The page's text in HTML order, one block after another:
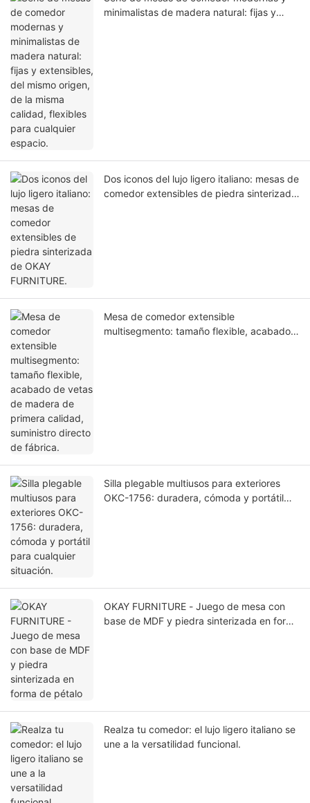
minimalistas de madera natural: fijas y
Dos iconos del lujo ligero italiano: mesas de
comedor extensibles de piedra sinterizada
Mesa de comedor extensible
multisegmento: tamaño flexible, acabado
Silla plegable multiusos para exteriores
OKC-1756: duradera, cómoda y portátil
OKAY FURNITURE - Juego de mesa con
base de MDF y piedra sinterizada en forma
Realza tu comedor: el lujo ligero italiano se
une a la versatilidad funcional.